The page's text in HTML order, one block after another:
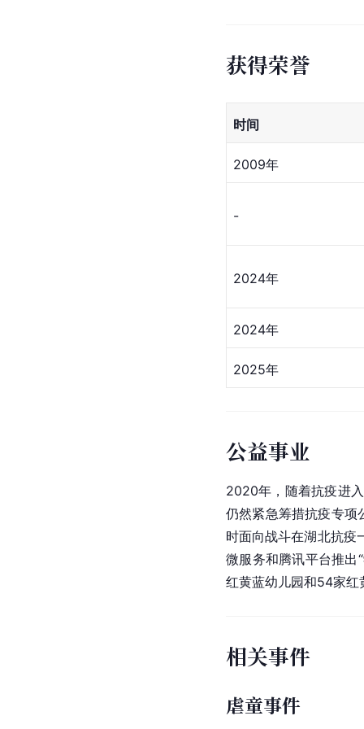
获得荣誉
时间
2009年
-
2024年
2024年
2025年
公益事业
2020年，随着抗疫进入
仍然紧急筹措抗疫专项
时面向战斗在湖北抗疫
微服务和腾讯平台推出
红黄蓝幼儿园和54家红
相关事件
虐童事件